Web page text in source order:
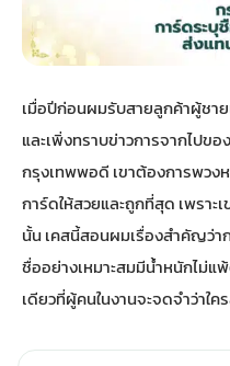
จัดดอกไม้หน้ารูป
ดอกไม้ศพ
ดอกไม้งานศพ ส่งด่วน
พวงหรีดพระราม 2
พวงหรีด ปากคลองตลาด
พวงหรีดราคาถูก
พวงหรีดดอกไม้สด
รุ กรุงเทพ
มรุ ราคาถูก
ม้หน้าเมรุ
ไม้งานแต่ง แบบสวยๆ
ร้านพวงหรีดพัดลม
พวงหรีดพัดลม ปากคลองตลาด
พวงหรีดพัดลม แบบสวยๆ
จัดงานศพ วัด
จัดงานศพ ราคาถูก
เมื่อปีก่อนผมรับสายลูกค้าผู้ชา
และเพิ่งทราบข่าวการจากไปข
กรุงเทพพอดี เขาต้องการพวง
การ์ดให้สวยและถูกที่สุด เพราะ
นั้น เคสนี้สอนผมเรื่องสำคัญว่า
ชื่ออย่างเหมาะสมมีน้ำหนักไม่
เดียวที่ผู้คนในงานจะจดจำว่าใค